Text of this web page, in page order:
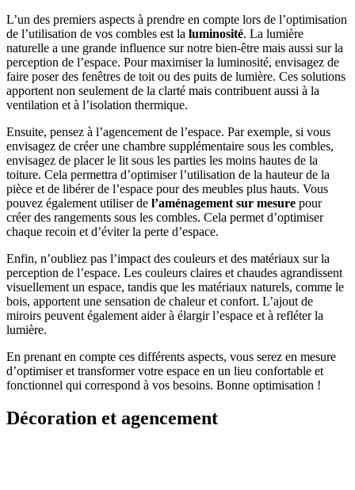
L’un des premiers aspects à prendre en compte lors de l’optimisation
de l’utilisation de vos combles est la luminosité. La lumière
naturelle a une grande influence sur notre bien-être mais aussi sur la
perception de l’espace. Pour maximiser la luminosité, envisagez de
faire poser des fenêtres de toit ou des puits de lumière. Ces solutions
apportent non seulement de la clarté mais contribuent aussi à la
ventilation et à l’isolation thermique.
Ensuite, pensez à l’agencement de l’espace. Par exemple, si vous
envisagez de créer une chambre supplémentaire sous les combles,
envisagez de placer le lit sous les parties les moins hautes de la
toiture. Cela permettra d’optimiser l’utilisation de la hauteur de la
pièce et de libérer de l’espace pour des meubles plus hauts. Vous
pouvez également utiliser de l’aménagement sur mesure pour
créer des rangements sous les combles. Cela permet d’optimiser
chaque recoin et d’éviter la perte d’espace.
Enfin, n’oubliez pas l’impact des couleurs et des matériaux sur la
perception de l’espace. Les couleurs claires et chaudes agrandissent
visuellement un espace, tandis que les matériaux naturels, comme le
bois, apportent une sensation de chaleur et confort. L’ajout de
miroirs peuvent également aider à élargir l’espace et à refléter la
lumière.
En prenant en compte ces différents aspects, vous serez en mesure
d’optimiser et transformer votre espace en un lieu confortable et
fonctionnel qui correspond à vos besoins. Bonne optimisation !
Décoration et agencement